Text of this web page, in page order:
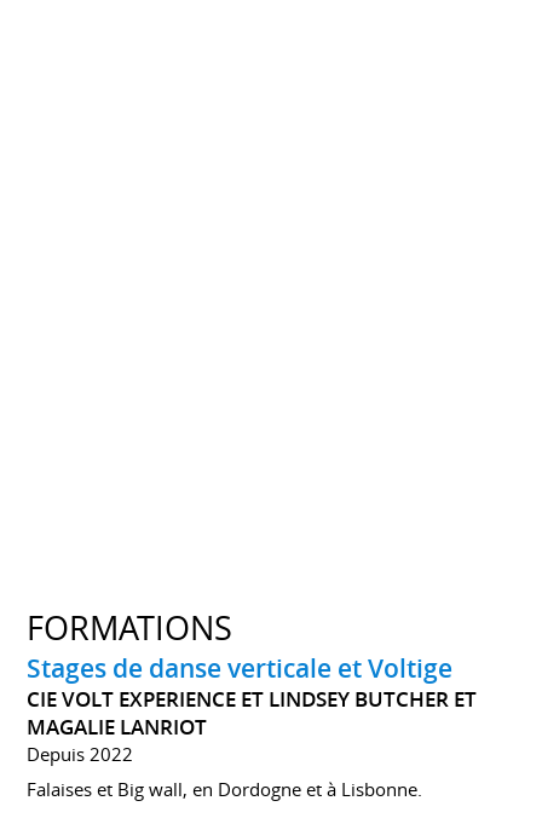
FORMATIONS
Stages de danse verticale et Voltige
CIE VOLT EXPERIENCE ET LINDSEY BUTCHER ET
MAGALIE LANRIOT
Depuis 2022
Falaises et Big wall, en Dordogne et à Lisbonne.